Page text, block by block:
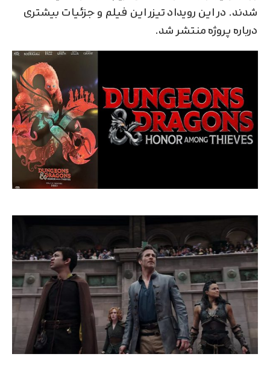
شدند. در این رویداد تیزر این فیلم و جزئیات بیشتری
درباره پروژه منتشر شد.